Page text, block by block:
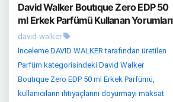
David Walker Boutıque Zero EDP 50
ml Erkek Parfümü Kullanan Yorumları
david-walker
İnceleme DAVID WALKER tarafından üretilen
Parfüm kategorisindeki David Walker
Boutıque Zero EDP 50 ml Erkek Parfümü,
kullanıcıların ihtiyaçlarını doyurmayı maksat